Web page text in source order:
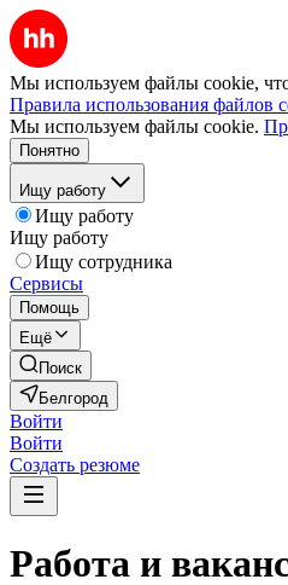
Мы используем файлы cookie,
Правила использования файлов
Мы используем файлы cookie.
Понятно
Ищу работу
Ищу работу
Ищу работу
Ищу сотрудника
Сервисы
Помощь
Ещё
Поиск
Белгород
Войти
Войти
Создать резюме
Работа и